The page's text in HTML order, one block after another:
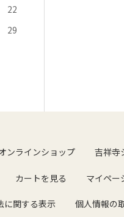
22
29
ンラインショップ 吉祥寺
カートを見る マイペー
に関する表示 個人情報の